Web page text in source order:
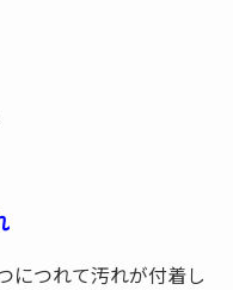
につれて汚れが付着し